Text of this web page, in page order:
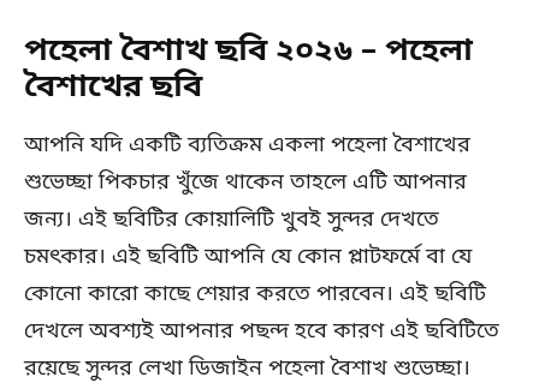
পহেলা বৈশাখ ছবি ২০২৬ – পহেলা
বৈশাখের ছবি
আপনি যদি একটি ব্যতিক্রম একলা পহেলা বৈশাখের
শুভেচ্ছা পিকচার খুঁজে থাকেন তাহলে এটি আপনার
জন্য। এই ছবিটির কোয়ালিটি খুবই সুন্দর দেখতে
চমৎকার। এই ছবিটি আপনি যে কোন প্লাটফর্মে বা যে
কোনো কারো কাছে শেয়ার করতে পারবেন। এই ছবিটি
দেখলে অবশ্যই আপনার পছন্দ হবে কারণ এই ছবিটিতে
রয়েছে সুন্দর লেখা ডিজাইন পহেলা বৈশাখ শুভেচ্ছা।